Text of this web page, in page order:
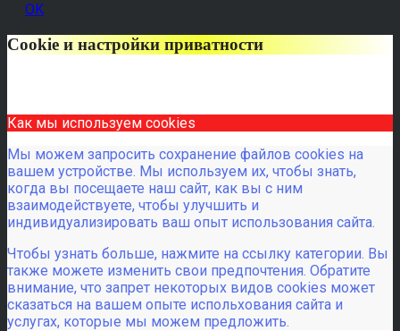
OK
Cookie и настройки приватности
Как мы используем cookies
Мы можем запросить сохранение файлов cookies на
вашем устройстве. Мы используем их, чтобы знать,
когда вы посещаете наш сайт, как вы с ним
взаимодействуете, чтобы улучшить и
индивидуализировать ваш опыт использования сайта.
Чтобы узнать больше, нажмите на ссылку категории. Вы
также можете изменить свои предпочтения. Обратите
внимание, что запрет некоторых видов cookies может
сказаться на вашем опыте испольхования сайта и
услугах, которые мы можем предложить.